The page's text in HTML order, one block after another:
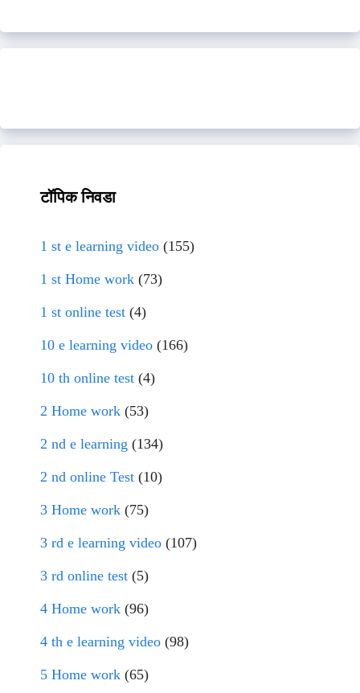
टॉपिक निवडा
1 st e learning video (155)
1 st Home work (73)
1 st online test (4)
10 e learning video (166)
10 th online test (4)
2 Home work (53)
2 nd e learning (134)
2 nd online Test (10)
3 Home work (75)
3 rd e learning video (107)
3 rd online test (5)
4 Home work (96)
4 th e learning video (98)
5 Home work (65)